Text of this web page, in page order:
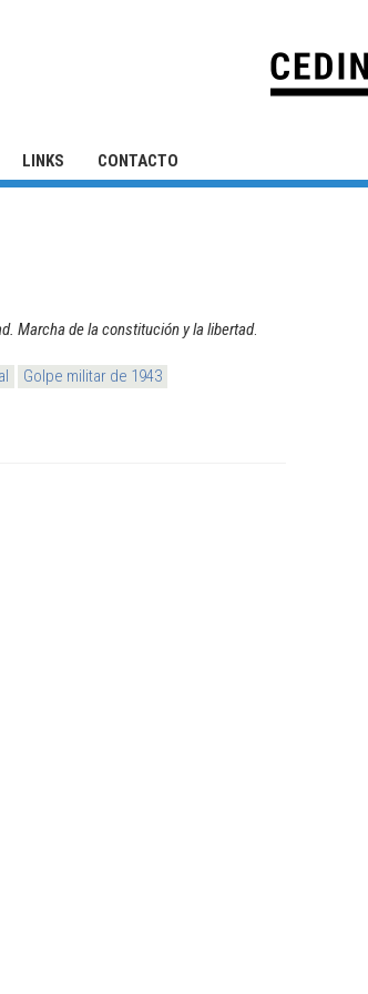
LINKS CONTACTO
Marcha de la constitución y la libertad.
Golpe militar de 1943